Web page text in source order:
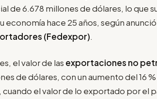
de 6.678 millones de dólares, lo que
economía hace 25 años, según
(Fedexpor).
el valor de las exportaciones no
de dólares, con un aumento del 16
el valor de lo exportado por el